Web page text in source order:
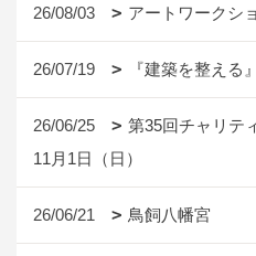
26/08/03 アートワークシ
26/07/19 『建築を整える』
26/06/25
第35回チャリテ
11月1日（日）
26/06/21 鳥飼八幡宮